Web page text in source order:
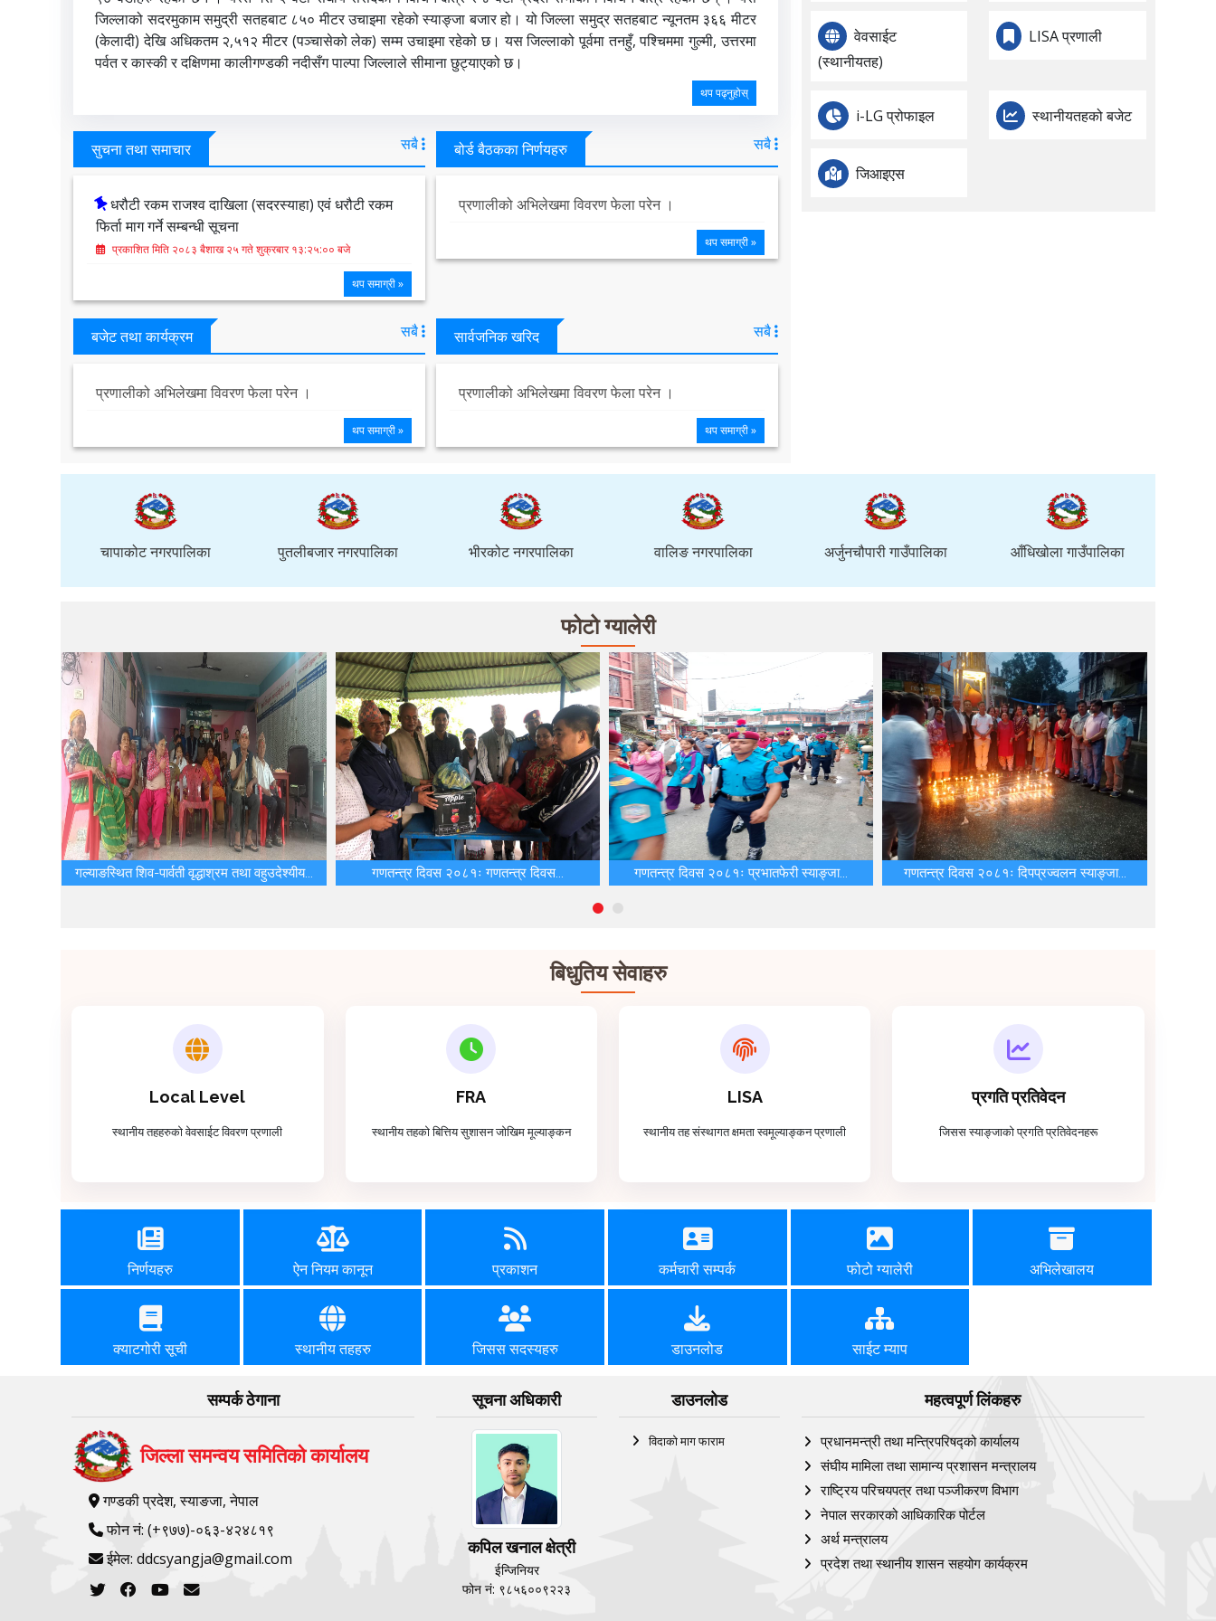
जिल्लाको सदरमुकाम समुद्री सतहबाट ८५० मीटर उचाइमा रहेको स्याङ्जा बजार हो। यो जिल्ला समुद्र सतहबाट न्यूनतम ३६६ मीटर
(केलादी) देखि अधिकतम २,५१२ मीटर (पञ्चासेको लेक) सम्म उचाइमा रहेको छ। यस जिल्लाको पूर्वमा तनहुँ, पश्चिममा गुल्मी, उत्तरमा
पर्वत र कास्की र दक्षिणमा कालीगण्डकी नदीसँग पाल्पा जिल्लाले सीमाना छुट्याएको छ।
थप पढ्नुहोस्
सुचना तथा समाचार सबै
धरौटी रकम राजश्व दाखिला (सदरस्याहा) एवं धरौटी रकम
फिर्ता माग गर्ने सम्बन्धी सूचना
प्रकाशित मिति २०८३ बैशाख २५ गते शुक्रबार १३:२५:०० बजे
थप समाग्री »
बोर्ड बैठकका निर्णयहरु सबै
प्रणालीको अभिलेखमा विवरण फेला परेन ।
थप समाग्री »
बजेट तथा कार्यक्रम सबै
प्रणालीको अभिलेखमा विवरण फेला परेन ।
थप समाग्री »
सार्वजनिक खरिद सबै
प्रणालीको अभिलेखमा विवरण फेला परेन ।
थप समाग्री »
वेवसाईट
(स्थानीयतह)
LISA प्रणाली
i-LG प्रोफाइल स्थानीयतहको बजेट
जिआइएस
चापाकोट नगरपालिका पुतलीबजार नगरपालिका भीरकोट नगरपालिका वालिङ नगरपालिका अर्जुनचौपारी गाउँपालिका आँधिखोला गाउँपालिका
फोटो ग्यालेरी
गल्याङस्थित शिव-पार्वती वृद्धाश्रम तथा वहुउदेश्यीय... गणतन्त्र दिवस २०८१ः गणतन्त्र दिवस... गणतन्त्र दिवस २०८१ः प्रभातफेरी स्याङ्जा... गणतन्त्र दिवस २०८१ः दिपप्रज्वलन स्याङ्जा...
बिधुतिय सेवाहरु
Local Level
स्थानीय तहहरुको वेवसाईट विवरण प्रणाली
FRA
स्थानीय तहको बित्तिय सुशासन जोखिम मूल्याङ्कन
LISA
स्थानीय तह संस्थागत क्षमता स्वमूल्याङ्कन प्रणाली
प्रगति प्रतिवेदन
जिसस स्याङ्जाको प्रगति प्रतिवेदनहरू
निर्णयहरु ऐन नियम कानून प्रकाशन कर्मचारी सम्पर्क फोटो ग्यालेरी अभिलेखालय
क्याटगोरी सूची स्थानीय तहहरु जिसस सदस्यहरु डाउनलोड साईट म्याप
सम्पर्क ठेगाना
जिल्ला समन्वय समितिको कार्यालय
गण्डकी प्रदेश, स्याङजा, नेपाल
फोन नं: (+९७७)-०६३-४२४८१९
ईमेल: ddcsyangja@gmail.com
सूचना अधिकारी
कपिल खनाल क्षेत्री
ईन्जिनियर
फोन नं: ९८५६००९२२३
डाउनलोड
विदाको माग फाराम
महत्वपूर्ण लिंकहरु
प्रधानमन्त्री तथा मन्त्रिपरिषद्को कार्यालय
संघीय मामिला तथा सामान्य प्रशासन मन्त्रालय
राष्ट्रिय परिचयपत्र तथा पञ्‍जीकरण विभाग
नेपाल सरकारको आधिकारिक पोर्टल
अर्थ मन्त्रालय
प्रदेश तथा स्थानीय शासन सहयोग कार्यक्रम